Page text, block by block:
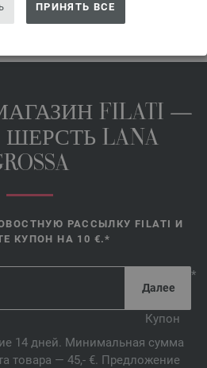
ПРИНЯТЬ ВСЕ
FILATI —
LANA
РАССЫЛКУ FILATI И
КУПОН НА 10 €.*
*
Купон
14 дней. Минимальная сумма
товара — 45,- €. Предложение